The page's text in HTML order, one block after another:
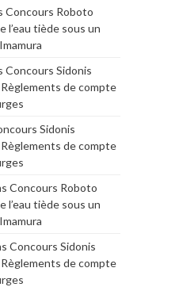
Concours Roboto
l’eau tiède sous un
Concours Sidonis
de compte
Sidonis
de compte
Concours Roboto
l’eau tiède sous un
Concours Sidonis
de compte